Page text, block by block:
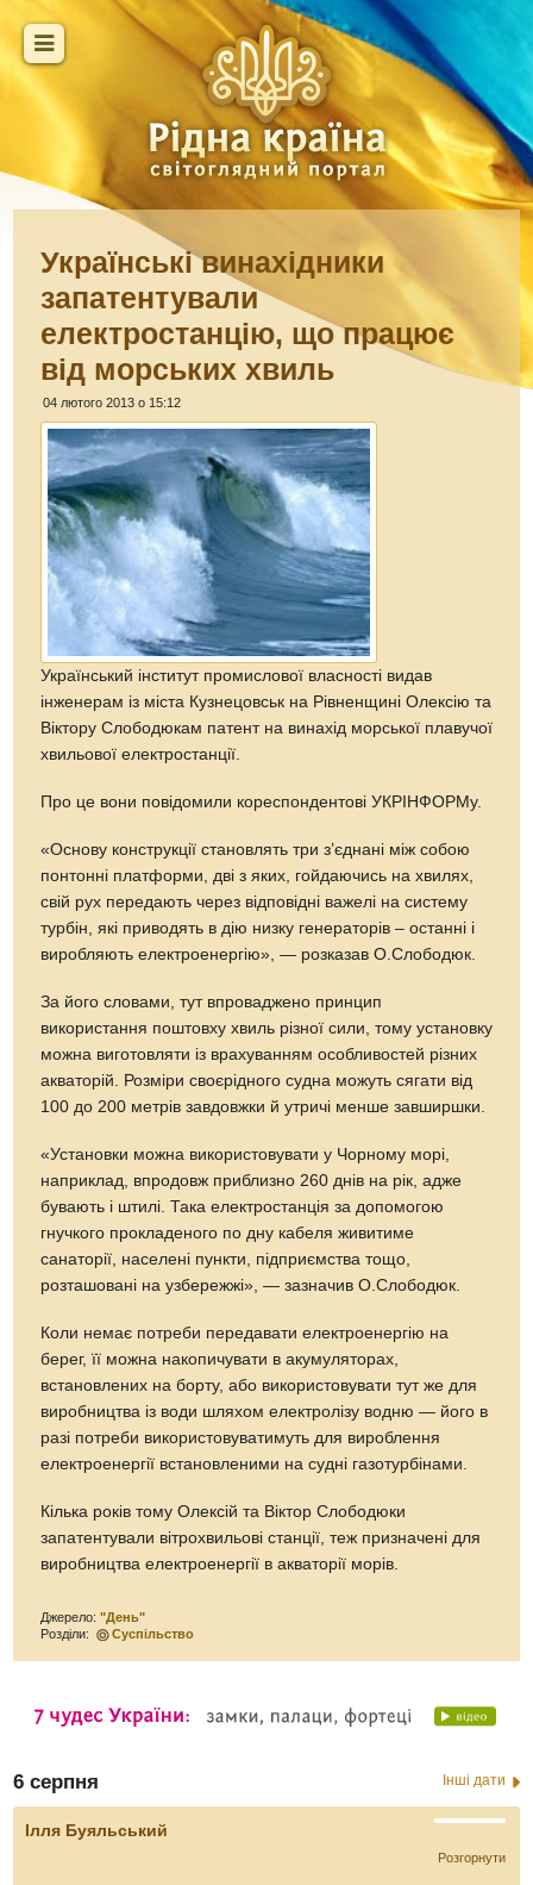
Українські винахідники
запатентували
електростанцію, що працює
від морських хвиль
04 лютого 2013 о 15:12
Український інститут промислової власності видав
інженерам із міста Кузнецовськ на Рівненщині Олексію та
Віктору Слободюкам патент на винахід морської плавучої
хвильової електростанції.
Про це вони повідомили кореспондентові УКРІНФОРМу.
«Основу конструкції становлять три з’єднані між собою
понтонні платформи, дві з яких, гойдаючись на хвилях,
свій рух передають через відповідні важелі на систему
турбін, які приводять в дію низку генераторів – останні і
виробляють електроенергію», — розказав О.Слободюк.
За його словами, тут впроваджено принцип
використання поштовху хвиль різної сили, тому установку
можна виготовляти із врахуванням особливостей різних
акваторій. Розміри своєрідного судна можуть сягати від
100 до 200 метрів завдовжки й утричі менше завширшки.
«Установки можна використовувати у Чорному морі,
наприклад, впродовж приблизно 260 днів на рік, адже
бувають і штилі. Така електростанція за допомогою
гнучкого прокладеного по дну кабеля живитиме
санаторії, населені пункти, підприємства тощо,
розташовані на узбережжі», — зазначив О.Слободюк.
Коли немає потреби передавати електроенергію на
берег, її можна накопичувати в акумуляторах,
встановлених на борту, або використовувати тут же для
виробництва із води шляхом електролізу водню — його в
разі потреби використовуватимуть для вироблення
електроенергії встановленими на судні газотурбінами.
Кілька років тому Олексій та Віктор Слободюки
запатентували вітрохвильові станції, теж призначені для
виробництва електроенергії в акваторії морів.
Джерело:"День"
Розділи:
Суспільство
6 серпня Інші дати
Ілля Буяльський
Розгорнути